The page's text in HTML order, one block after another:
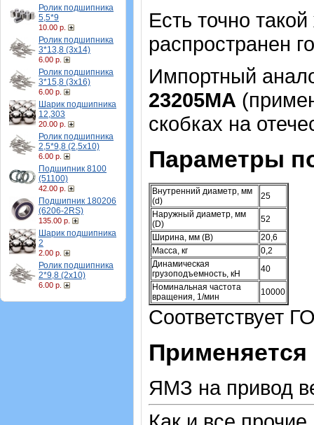
Ролик подшипника
5,5*9
10.00 р.
Ролик подшипника
3*13,8 (3х14)
6.00 р.
Ролик подшипника
3*15,8 (3х16)
6.00 р.
Шарик подшипника
12,303
20.00 р.
Ролик подшипника
2,5*9,8 (2,5х10)
6.00 р.
Подшипник 8100
(51100)
42.00 р.
Подшипник 180206
(6206-2RS)
135.00 р.
Шарик подшипника
2
2.00 р.
Ролик подшипника
2*9,8 (2х10)
6.00 р.
Есть точно
распространен
Импортный
23205MA
скобках на
Параметры
Внутренний диаметр, мм
(d)
25
Наружный диаметр, мм
(D)
52
Ширина, мм (B)
20,6
Масса, кг
0,2
Динамическая
грузоподъемность, кН
40
Номинальная частота
вращения, 1/мин
10000
Соответствует
ЯМЗ на привод